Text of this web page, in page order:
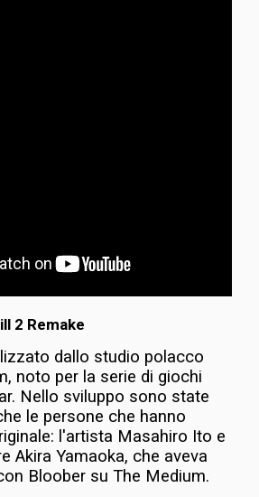
2 Remake
dallo studio polacco
noto per la serie di giochi
Nello sviluppo sono state
le persone che hanno
l'artista Masahiro Ito e
Akira Yamaoka, che aveva
Bloober su The Medium.